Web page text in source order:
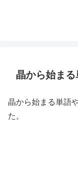
晶から始まる
晶から始まる単語
た。